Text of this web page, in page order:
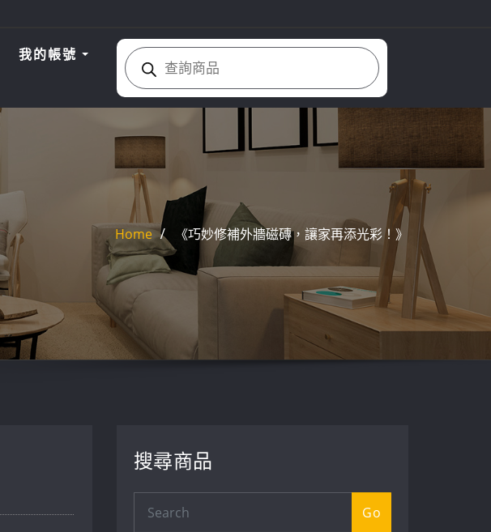
我的帳號 Products
search
Home 《巧妙修補外牆磁磚，讓家再添光彩！》
搜尋商品
Go